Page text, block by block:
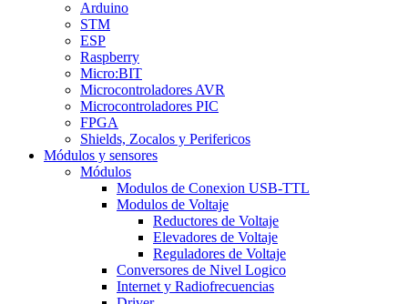
Arduino
STM
ESP
Raspberry
Micro:BIT
Microcontroladores AVR
Microcontroladores PIC
FPGA
Shields, Zocalos y Perifericos
Módulos y sensores
Módulos
Modulos de Conexion USB-TTL
Modulos de Voltaje
Reductores de Voltaje
Elevadores de Voltaje
Reguladores de Voltaje
Conversores de Nivel Logico
Internet y Radiofrecuencias